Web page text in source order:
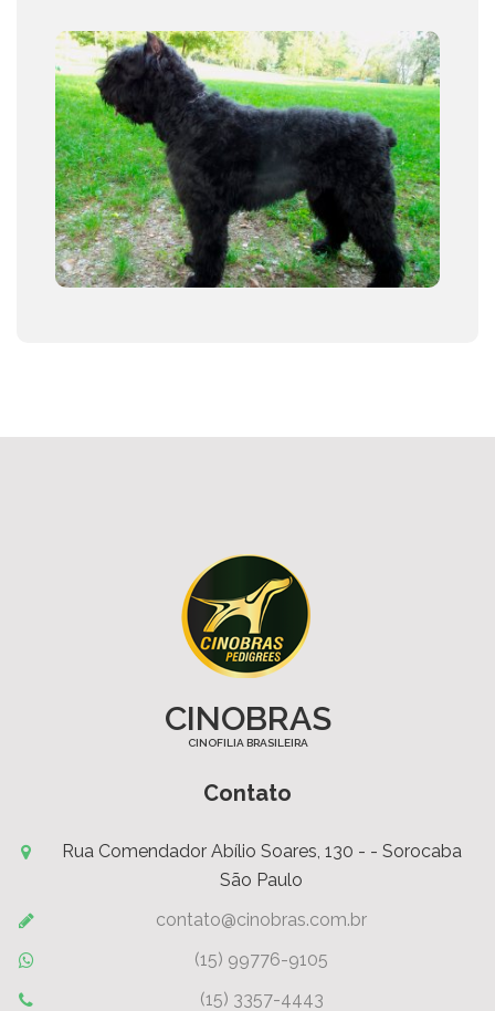
CINOBRAS
CINOFILIA BRASILEIRA
Contato
Rua Comendador Abílio Soares, 130 - - Sorocaba
São Paulo
contato@cinobras.com.br
(15) 99776-9105
(15) 3357-4443